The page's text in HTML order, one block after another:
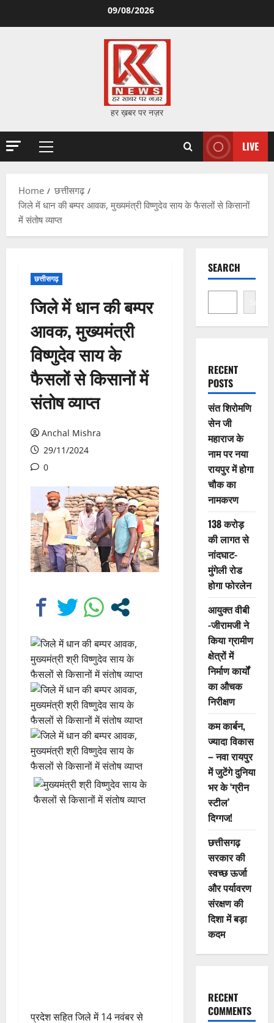
09/08/2026
हर ख़बर पर नज़र
Primary
LIVE
Home
छत्तीसगढ़
जिले में धान की बम्पर आवक, मुख्यमंत्री विष्णुदेव साय के फैसलों से किसानों
में संतोष व्याप्त
छत्तीसगढ़
जिले में धान की बम्पर
आवक, मुख्यमंत्री
विष्णुदेव साय के
फैसलों से किसानों में
संतोष व्याप्त
Anchal Mishra
29/11/2024
0
प्रदेश सहित जिले में 14 नवंबर से
SEARCH
Search
RECENT
POSTS
संत शिरोमणि
सेन जी
महाराज के
नाम पर नया
रायपुर में होगा
चौक का
नामकरण
138 करोड़
की लागत से
नांदघाट-
मुंगेली रोड
होगा फोरलेन
आयुक्त वीबी
-जीरामजी ने
किया ग्रामीण
क्षेत्रों में
निर्माण कार्यों
का औचक
निरीक्षण
कम कार्बन,
ज्यादा विकास
– नवा रायपुर
में जुटेंगे दुनिया
भर के ‘ग्रीन
स्टील’
दिग्गज!
छत्तीसगढ़
सरकार की
स्वच्छ ऊर्जा
और पर्यावरण
संरक्षण की
दिशा में बड़ा
कदम
RECENT
COMMENTS